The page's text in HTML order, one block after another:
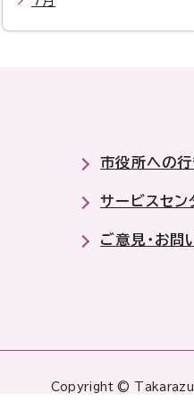
市役所への
サービスセン
ご意見・お問
Copyright ©